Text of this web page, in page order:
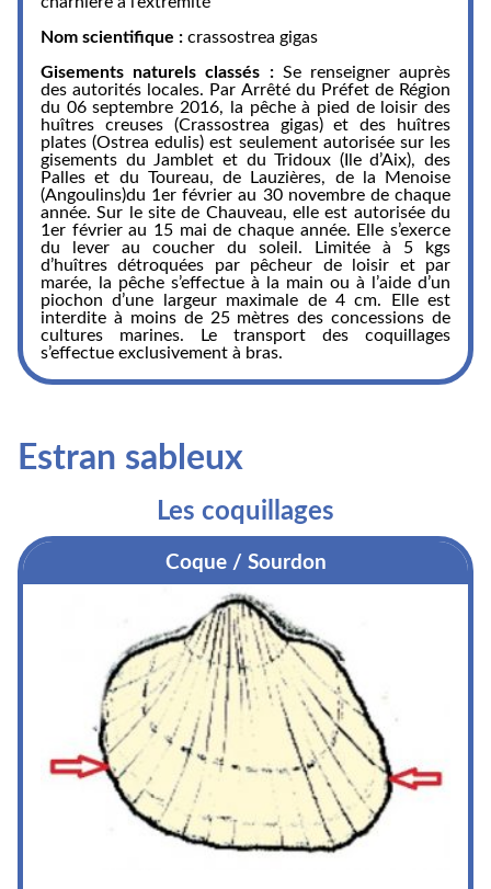
Nom scientifique : crassostrea gigas
Gisements naturels classés :Se renseigner auprès
des autorités locales. Par Arrêté du Préfet de Région
du 06 septembre 2016, la pêche à pied de loisir des
huîtres creuses (Crassostrea gigas) et des huîtres
plates (Ostrea edulis) est seulement autorisée sur les
gisements du Jamblet et du Tridoux (Ile d’Aix), des
Palles et du Toureau, de Lauzières, de la Menoise
(Angoulins)du 1er février au 30 novembre de chaque
année. Sur le site de Chauveau, elle est autorisée du
1er février au 15 mai de chaque année. Elle s’exerce
du lever au coucher du soleil. Limitée à 5 kgs
d’huîtres détroquées par pêcheur de loisir et par
marée, la pêche s’effectue à la main ou à l’aide d’un
piochon d’une largeur maximale de 4 cm. Elle est
interdite à moins de 25 mètres des concessions de
cultures marines. Le transport des coquillages
s’effectue exclusivement à bras.
Estran sableux
Les coquillages
Coque / Sourdon